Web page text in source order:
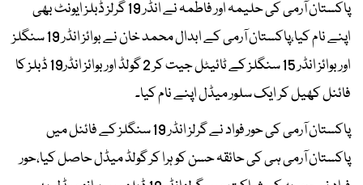
پاکستان آرمی کی حلیمہ اور فاطمہ نے انڈر 19 گرلز ڈبلز ایونٹ بھی
اپنے نام کیا،پاکستان آرمی کے ابدال محمد خان نے بوائز انڈر 19 سنگلز
اور بوائز انڈر 15 سنگلز کے ٹائیٹل جیت کر 2 گولڈ اور بوائز انڈر19 ڈبلز کا
فائنل کھیل کر ایک سلور میڈل اپنے نام کیا۔
پاکستان آرمی کی حور فواد نے گرلز انڈر 19 سنگلز کے فائنل میں
پاکستان آرمی ہی کی حائقہ حسن کو ہرا کر گولڈ میڈل حاصل کیا،حور